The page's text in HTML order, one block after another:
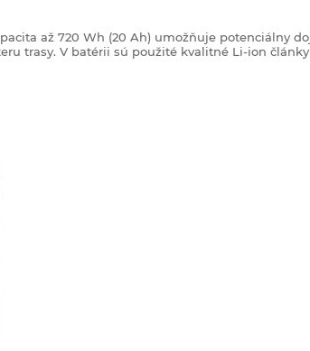
až 720 Wh (20 Ah) umožňuje potenciálny
trasy. V batérii sú použité kvalitné Li-ion